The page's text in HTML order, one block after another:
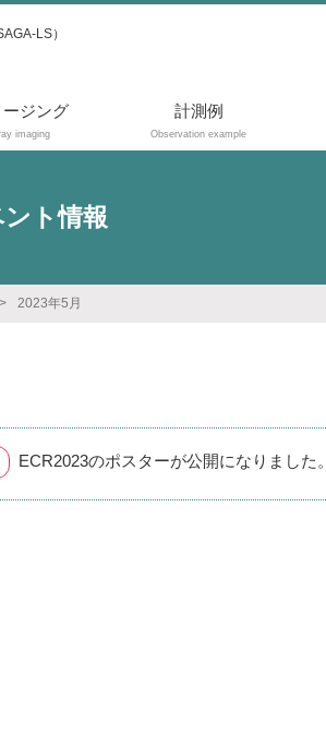
LS）
ジング
imaging
計測例
Observation example
ト情報
2023年5月
ECR2023のポスターが公開になりました。